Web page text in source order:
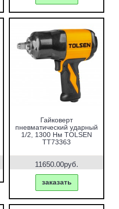
Гайковерт
пневматический ударный
1/2, 1300 Нм TOLSEN
TT73363
11650.00руб.
заказать